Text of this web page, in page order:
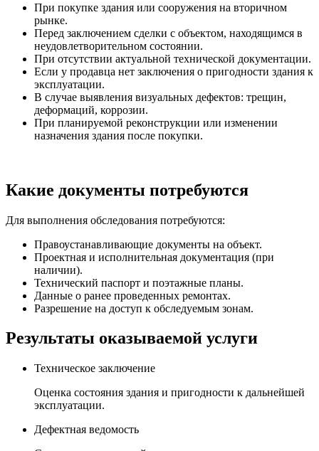
При покупке здания или сооружения на вторичном
рынке.
Перед заключением сделки с объектом, находящимся в
неудовлетворительном состоянии.
При отсутствии актуальной технической документации.
Если у продавца нет заключения о пригодности здания к
эксплуатации.
В случае выявления визуальных дефектов: трещин,
деформаций, коррозии.
При планируемой реконструкции или изменении
назначения здания после покупки.
Какие документы потребуются
Для выполнения обследования потребуются:
Правоустанавливающие документы на объект.
Проектная и исполнительная документация (при
наличии).
Технический паспорт и поэтажные планы.
Данные о ранее проведенных ремонтах.
Разрешение на доступ к обследуемым зонам.
Результаты оказываемой услуги
Техническое заключение
Оценка состояния здания и пригодности к дальнейшей
эксплуатации.
Дефектная ведомость